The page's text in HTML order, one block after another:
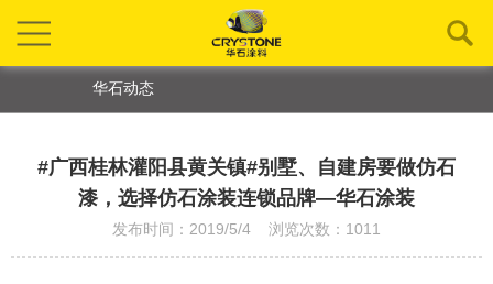
华石动态
#广西桂林灌阳县黄关镇#别墅、自建房要做仿石
漆，选择仿石涂装连锁品牌—华石涂装
发布时间：2019/5/4 浏览次数：1011